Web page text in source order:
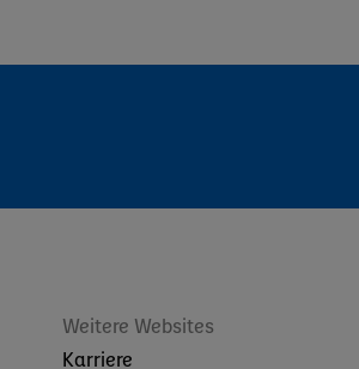
Weitere Websites
Karriere